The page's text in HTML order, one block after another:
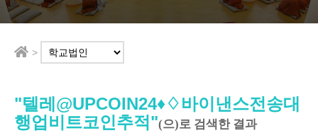
>
"텔레@UPCOIN24♦♢바이낸스전송대
행업비트코인추적"(으)로 검색한 결과